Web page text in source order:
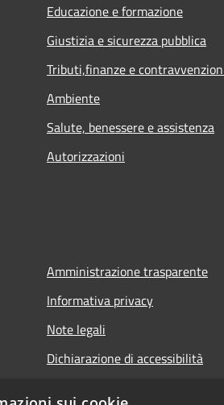
Educazione e formazione
Giustizia e sicurezza pubblica
Tributi,finanze e
Ambiente
Salute, benessere e assistenza
Autorizzazioni
Amministrazione trasparente
Informativa privacy
Note legali
Dichiarazione di accessibilità